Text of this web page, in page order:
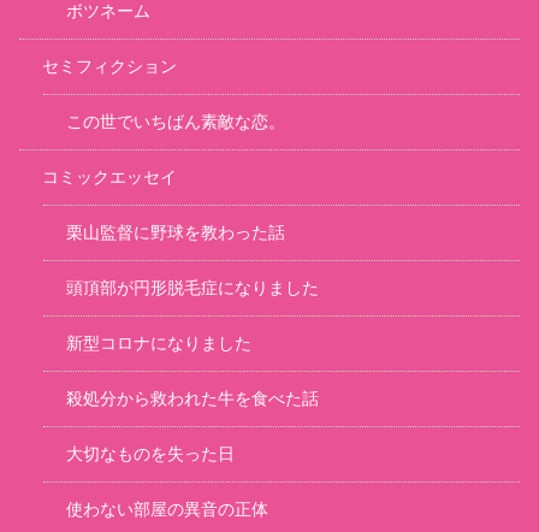
ボツネーム
セミフィクション
この世でいちばん素敵な恋。
コミックエッセイ
栗山監督に野球を教わった話
頭頂部が円形脱毛症になりました
新型コロナになりました
殺処分から救われた牛を食べた話
大切なものを失った日
使わない部屋の異音の正体